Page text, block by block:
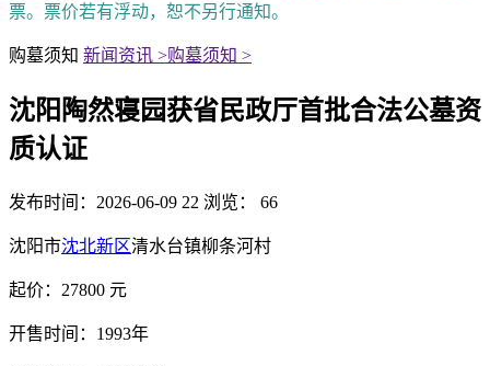
票。票价若有浮动，恕不另行通知。
购墓须知 新闻资讯 >购墓须知 >
沈阳陶然寝园获省民政厅首批合法公墓资
质认证
发布时间：2026-06-09 22 浏览： 66
沈阳市沈北新区清水台镇柳条河村
起价：27800 元
开售时间：1993年